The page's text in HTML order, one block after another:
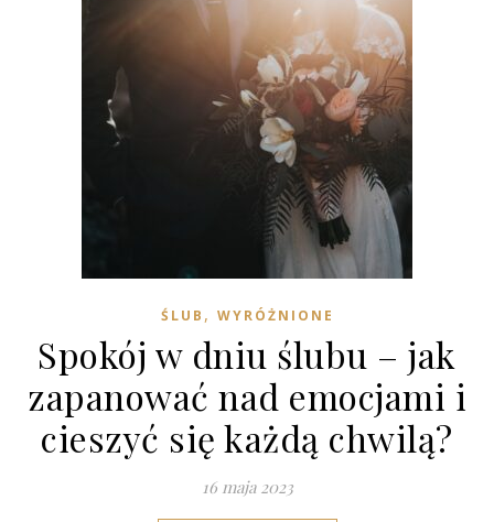
ŚLUB , WYRÓŻNIONE
Spokój w dniu ślubu – jak
zapanować nad emocjami i
cieszyć się każdą chwilą?
16 maja 2023